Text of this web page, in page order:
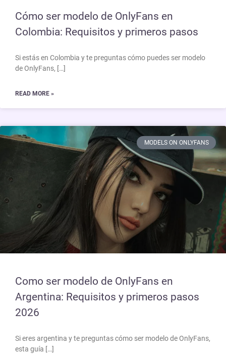
Cómo ser modelo de OnlyFans en
Colombia: Requisitos y primeros pasos
Si estás en Colombia y te preguntas cómo puedes ser modelo
de OnlyFans, […]
READ MORE »
MODELS ON ONLYFANS
Como ser modelo de OnlyFans en
Argentina: Requisitos y primeros pasos
2026
Si eres argentina y te preguntas cómo ser modelo de OnlyFans,
esta guía […]